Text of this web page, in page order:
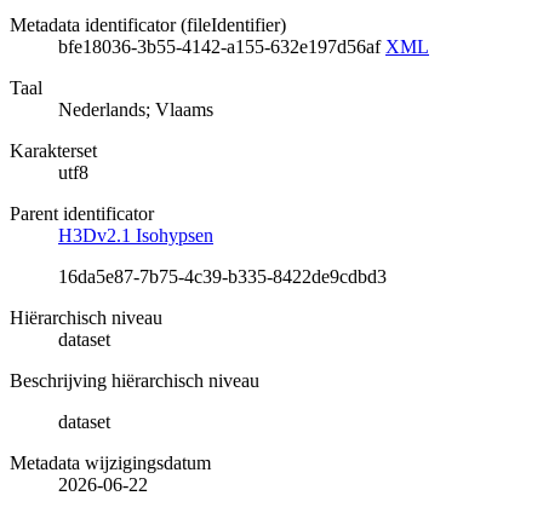
Metadata identificator (fileIdentifier)
bfe18036-3b55-4142-a155-632e197d56af XML
Taal
Nederlands; Vlaams
Karakterset
utf8
Parent identificator
H3Dv2.1 Isohypsen
16da5e87-7b75-4c39-b335-8422de9cdbd3
Hiërarchisch niveau
dataset
Beschrijving hiërarchisch niveau
dataset
Metadata wijzigingsdatum
2026-06-22